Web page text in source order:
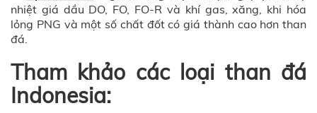
nhiệt giá dầu DO, FO, FO-R và khí gas, xăng, khi hóa
lỏng PNG và một số chất đốt có giá thành cao hơn than
đá.
Tham khảo các loại than đá
Indonesia: